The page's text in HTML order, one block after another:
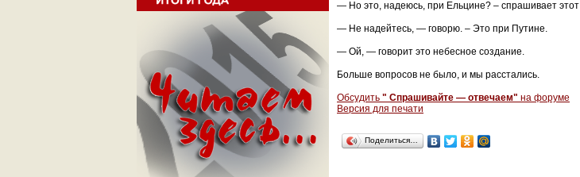
— Но это, надеюсь, при Ельцине? – спрашивает этот
— Не надейтесь, — говорю. – Это при Путине.
— Ой, — говорит это небесное создание.
Больше вопросов не было, и мы расстались.
Обсудить " Спрашивайте — отвечаем" на форуме
Версия для печати
Поделиться…